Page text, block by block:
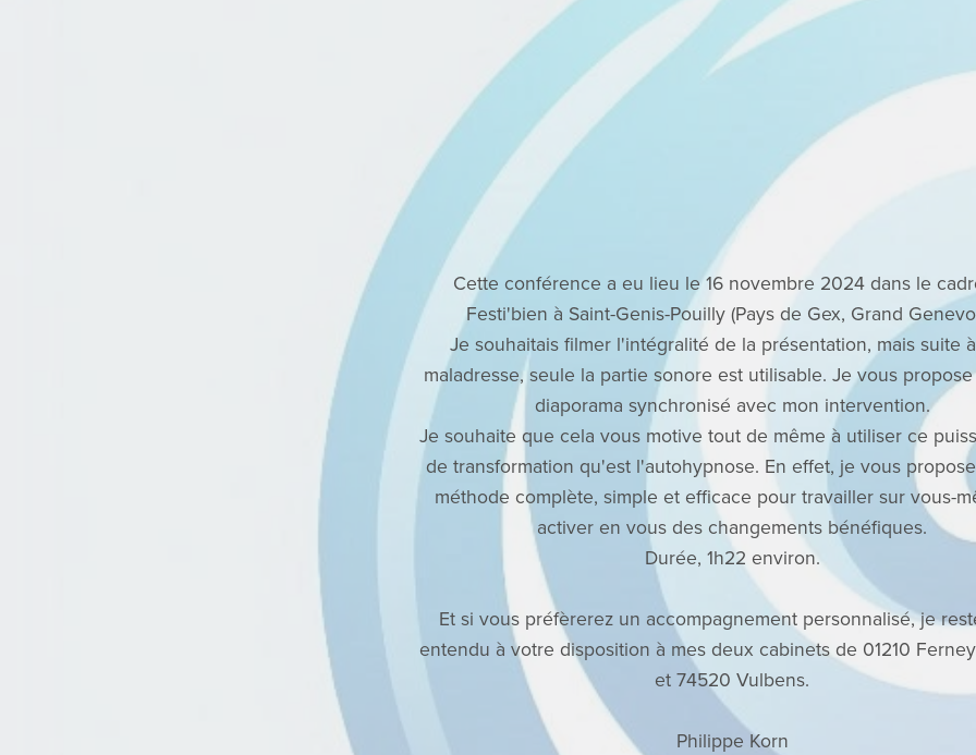
Cette conférence a eu lieu le 16 novembre 2024 dans le
Festi'bien à Saint-Genis-Pouilly (Pays de Gex, Grand
Je souhaitais filmer l'intégralité de la présentation, mais suite
maladresse, seule la partie sonore est utilisable. Je vous
diaporama synchronisé avec mon intervention.
Je souhaite que cela vous motive tout de même à utiliser ce
de transformation qu'est l'autohypnose. En effet, je vous
méthode complète, simple et efficace pour travailler sur vous-
activer en vous des changements bénéfiques.
Durée, 1h22 environ.
Et si vous préfèrerez un accompagnement personnalisé, je
entendu à votre disposition à mes deux cabinets de 01210
et 74520 Vulbens.
Philippe Korn